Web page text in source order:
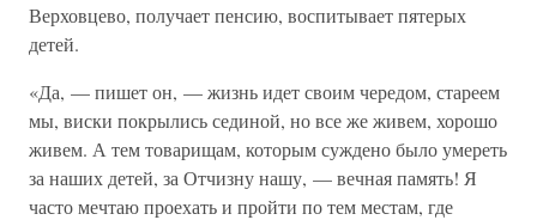
Верховцево, получает пенсию, воспитывает пятерых
детей.
«Да, — пишет он, — жизнь идет своим чередом, стареем
мы, виски покрылись сединой, но все же живем, хорошо
живем. А тем товарищам, которым суждено было умереть
за наших детей, за Отчизну нашу, — вечная память! Я
часто мечтаю проехать и пройти по тем местам, где